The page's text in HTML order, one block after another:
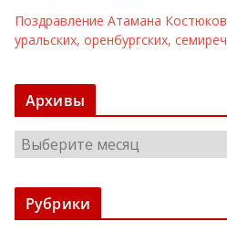
Поздравление Атамана
уральских, оренбургских,
Архивы
р
х
Рубрики